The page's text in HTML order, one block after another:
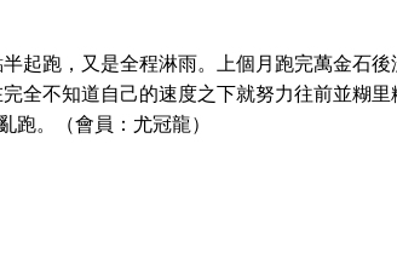
起跑，又是全程淋雨。上個月跑完萬金石
全不知道自己的速度之下就努力往前並糊里
。 （會員：尤冠龍）